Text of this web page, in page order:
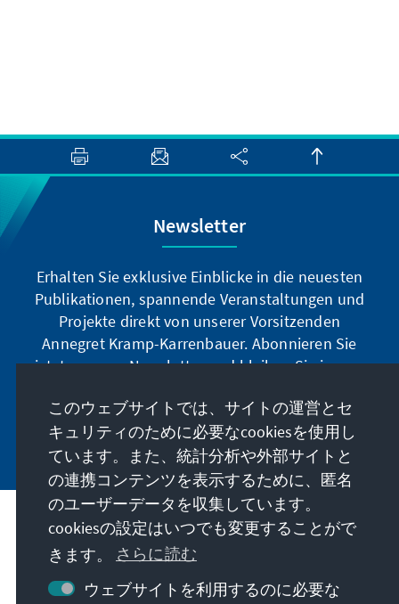
Newsletter
Erhalten Sie exklusive Einblicke in die neuesten
Publikationen, spannende Veranstaltungen und
Projekte direkt von unserer Vorsitzenden
Annegret Kramp-Karrenbauer. Abonnieren Sie
jetzt unseren Newsletter und bleiben Sie immer
Jetzt abonnieren
私たちのミッション
お問い合わせ
このウェブサイトでは、サイトの運営とセ
キュリティのために必要なcookiesを使用し
ています。また、統計分析や外部サイトと
の連携コンテンツを表示するために、匿名
のユーザーデータを収集しています。
cookiesの設定はいつでも変更することがで
きます。 さらに読む
ウェブサイトを利用するのに必要な